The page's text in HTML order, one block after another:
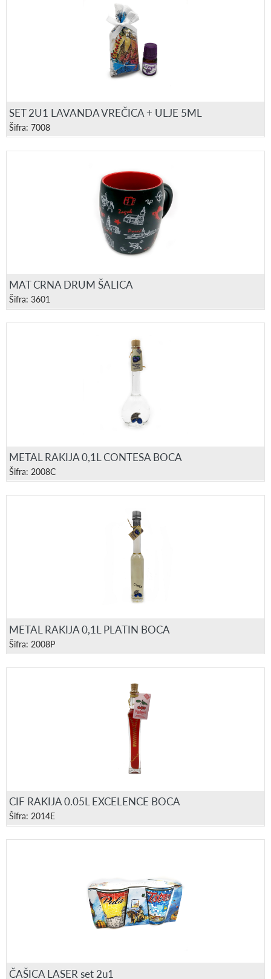
SET 2U1 LAVANDA VREČICA + ULJE 5ML
Šifra: 7008
MAT CRNA DRUM ŠALICA
Šifra: 3601
METAL RAKIJA 0,1L CONTESA BOCA
Šifra: 2008C
METAL RAKIJA 0,1L PLATIN BOCA
Šifra: 2008P
CIF RAKIJA 0.05L EXCELENCE BOCA
Šifra: 2014E
ČAŠICA LASER set 2u1